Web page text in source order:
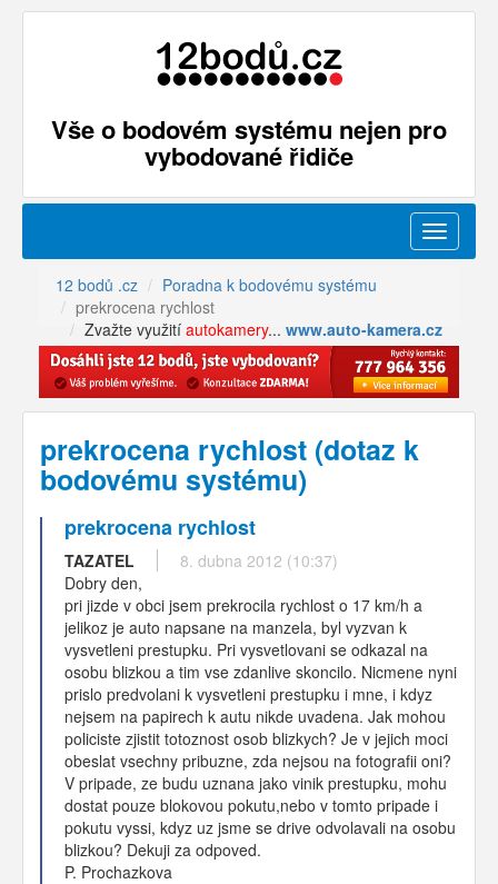
Vše o bodovém systému nejen pro
vybodované řidiče
Menu
12 bodů .cz
Poradna k bodovému systému
prekrocena rychlost
Zvažte využití autokamery... www.auto-kamera.cz
prekrocena rychlost (dotaz k
bodovému systému)
prekrocena rychlost
TAZATEL
8. dubna 2012 (10:37)
Dobry den,
pri jizde v obci jsem prekrocila rychlost o 17 km/h a
jelikoz je auto napsane na manzela, byl vyzvan k
vysvetleni prestupku. Pri vysvetlovani se odkazal na
osobu blizkou a tim vse zdanlive skoncilo. Nicmene nyni
prislo predvolani k vysvetleni prestupku i mne, i kdyz
nejsem na papirech k autu nikde uvadena. Jak mohou
policiste zjistit totoznost osob blizkych? Je v jejich moci
obeslat vsechny pribuzne, zda nejsou na fotografii oni?
V pripade, ze budu uznana jako vinik prestupku, mohu
dostat pouze blokovou pokutu,nebo v tomto pripade i
pokutu vyssi, kdyz uz jsme se drive odvolavali na osobu
blizkou? Dekuji za odpoved.
P. Prochazkova